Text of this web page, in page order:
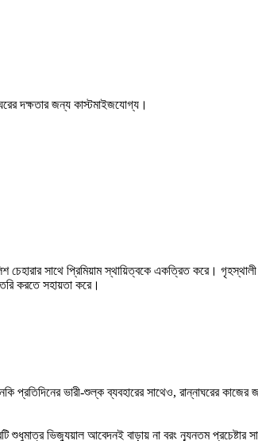
দক্ষতার জন্য কাস্টমাইজযোগ্য।
চেহারার সাথে প্রিমিয়াম স্থায়িত্বকে একত্রিত করে।
করতে সহায়তা করে।
প্রতিদিনের ভারী-শুল্ক ব্যবহারের সাথেও, রান্নাঘরের কাজের
ভিজ্যুয়াল আবেদনই বাড়ায় না বরং ন্যূনতম প্রচেষ্টার